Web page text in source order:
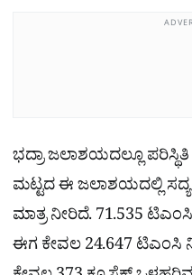
ಭದ್ರಾ ಜಲಾಶಯದಲ್ಲೂ ಪರಿಸ್ಥಿತಿ
ಮಟ್ಟದ ಈ ಜಲಾಶಯದಲ್ಲಿ ಸದ್ಯ
ಮಾತ್ರ ನೀರಿದೆ. 71.535
ಈಗ ಕೇವಲ 24.647 ಟಿಎಂಸಿ